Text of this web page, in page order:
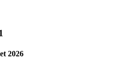
2026